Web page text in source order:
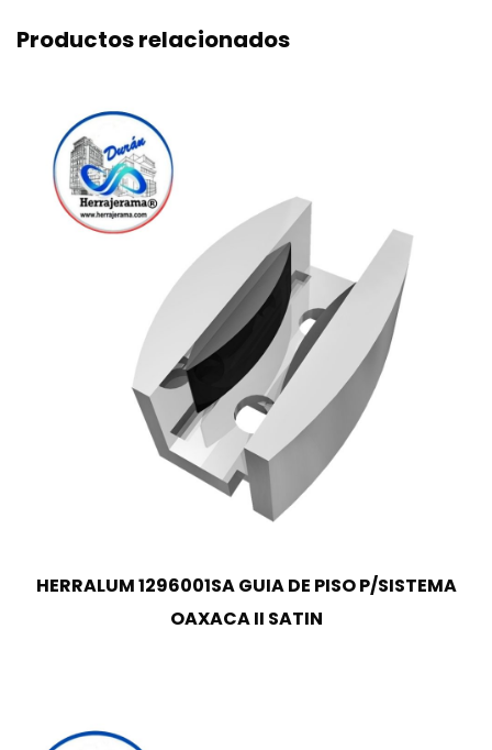
Productos relacionados
HERRALUM 1296001SA GUIA DE PISO P/SISTEMA
OAXACA II SATIN